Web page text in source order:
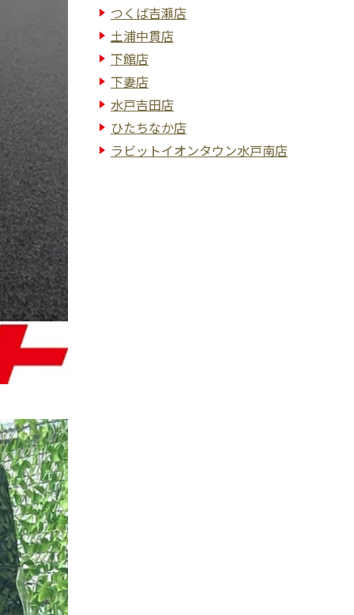
つくば吉瀬店
土浦中貫店
下館店
下妻店
水戸吉田店
ひたちなか店
ラビットイオンタウン水戸南店